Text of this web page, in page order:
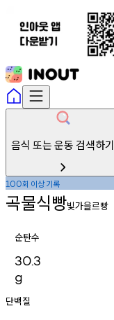
음식 또는 운동 검색하기
100회 이상기록
곡물식빵빛가을르빵
순탄수
30.3
g
단백질